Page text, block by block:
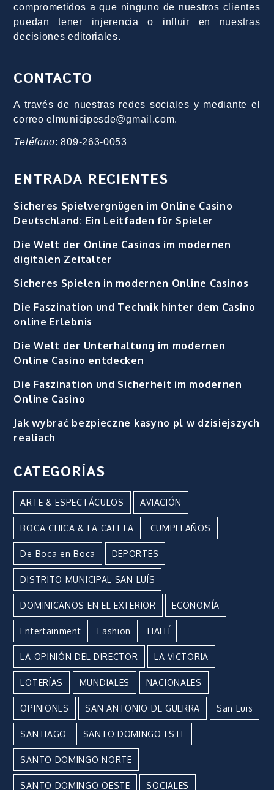
comprometidos a que ninguno de nuestros clientes
puedan tener injerencia o influir en nuestras
decisiones editoriales.
CONTACTO
A través de nuestras redes sociales y mediante el
correo elmunicipesde@gmail.com.
Teléfono: 809-263-0053
ENTRADA RECIENTES
Sicheres Spielvergnügen im Online Casino
Deutschland: Ein Leitfaden für Spieler
Die Welt der Online Casinos im modernen
digitalen Zeitalter
Sicheres Spielen in modernen Online Casinos
Die Faszination und Technik hinter dem Casino
online Erlebnis
Die Welt der Unterhaltung im modernen
Online Casino entdecken
Die Faszination und Sicherheit im modernen
Online Casino
Jak wybrać bezpieczne kasyno pl w dzisiejszych
realiach
CATEGORÍAS
ARTE & ESPECTÁCULOS AVIACIÓN
BOCA CHICA & LA CALETA CUMPLEAÑOS
De Boca en Boca DEPORTES
DISTRITO MUNICIPAL SAN LUÍS
DOMINICANOS EN EL EXTERIOR ECONOMÍA
Entertainment Fashion HAITÍ
LA OPINIÓN DEL DIRECTOR LA VICTORIA
LOTERÍAS MUNDIALES NACIONALES
OPINIONES SAN ANTONIO DE GUERRA San Luis
SANTIAGO SANTO DOMINGO ESTE
SANTO DOMINGO NORTE
SANTO DOMINGO OESTE SOCIALES